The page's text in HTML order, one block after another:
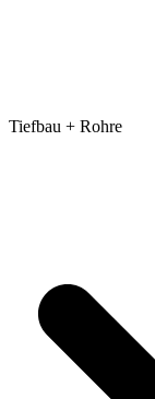
Tiefbau + Rohre